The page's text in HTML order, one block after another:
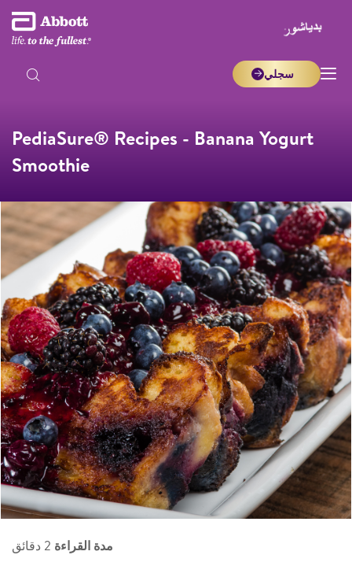
سجلي
PediaSure® Recipes - Banana Yogurt
Smoothie
مدة القراءة